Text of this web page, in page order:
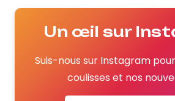
Un œil sur
Suis-nous sur Instagram
coulisses et nos